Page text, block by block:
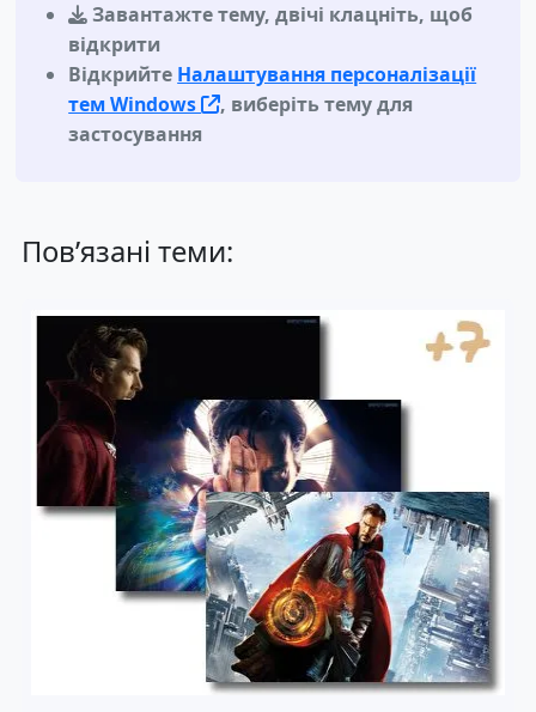
Завантажте тему,двічі клацніть, щоб
відкрити
Відкрийте Налаштування персоналізації
тем Windows
, виберіть тему для
застосування
Пов’язані теми: